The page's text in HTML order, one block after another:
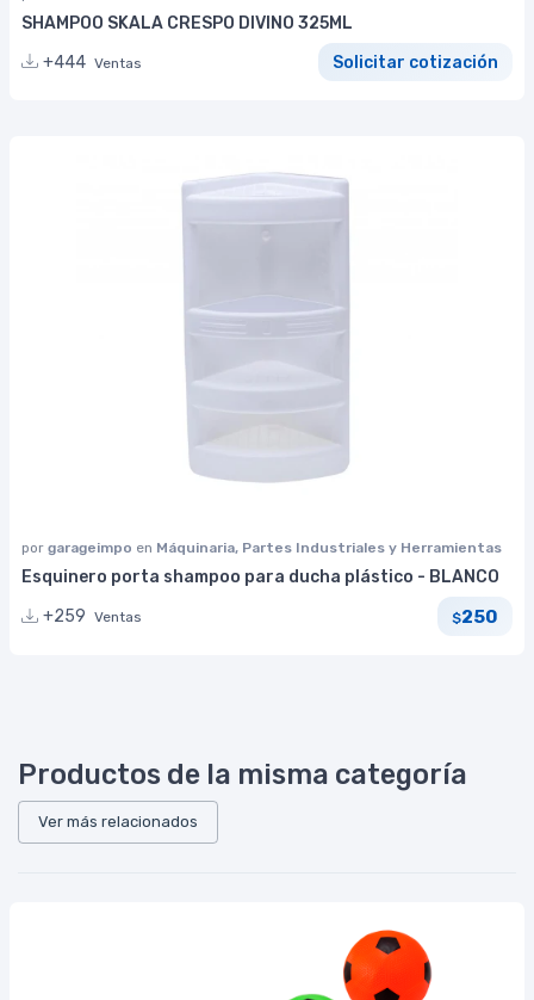
SHAMPOO SKALA CRESPO DIVINO 325ML
+444 Ventas Solicitar cotización
por garageimpo en Máquinaria, Partes Industriales y Herramientas
Esquinero porta shampoo para ducha plástico - BLANCO
+259 Ventas $250
Productos de la misma categoría
Ver más relacionados